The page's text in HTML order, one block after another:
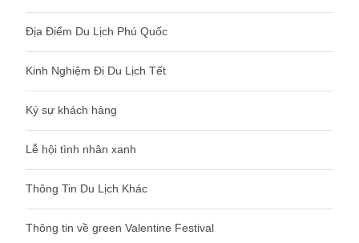
Địa Điểm Du Lịch Phú Quốc
Kinh Nghiệm Đi Du Lịch Tết
Ký sự khách hàng
Lễ hội tình nhân xanh
Thông Tin Du Lịch Khác
Thông tin về green Valentine Festival